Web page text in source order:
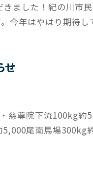
ました！紀の川市
今年はやはり期待し
せ
慈尊院下流100kg約
尾南馬場300kg